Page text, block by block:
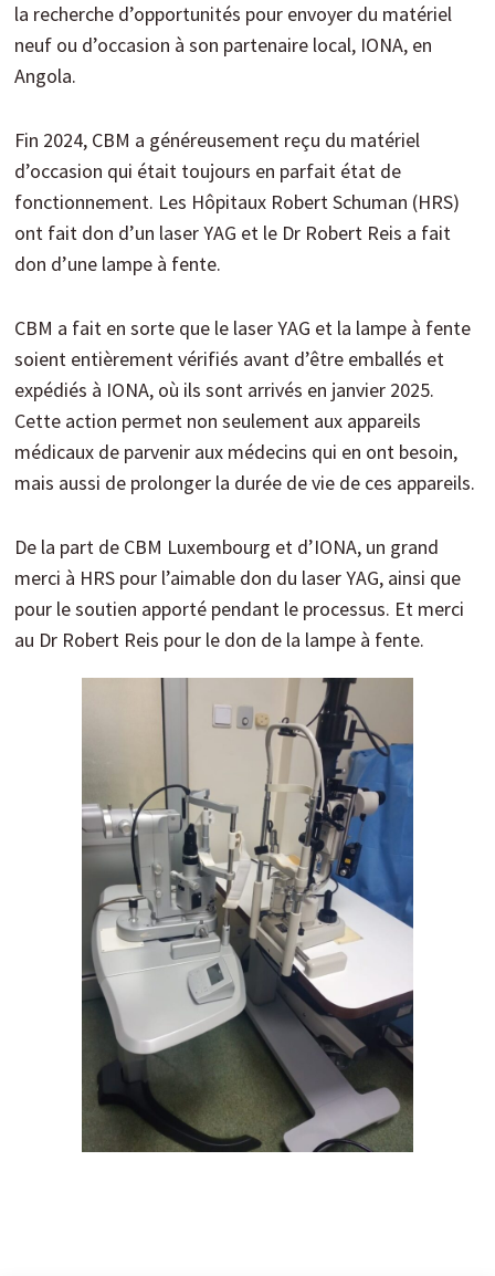
la recherche d’opportunités pour envoyer du matériel
neuf ou d’occasion à son partenaire local, IONA, en
Angola.
Fin 2024, CBM a généreusement reçu du matériel
d’occasion qui était toujours en parfait état de
fonctionnement. Les Hôpitaux Robert Schuman (HRS)
ont fait don d’un laser YAG et le Dr Robert Reis a fait
don d’une lampe à fente.
CBM a fait en sorte que le laser YAG et la lampe à fente
soient entièrement vérifiés avant d’être emballés et
expédiés à IONA, où ils sont arrivés en janvier 2025.
Cette action permet non seulement aux appareils
médicaux de parvenir aux médecins qui en ont besoin,
mais aussi de prolonger la durée de vie de ces appareils.
De la part de CBM Luxembourg et d’IONA, un grand
merci à HRS pour l’aimable don du laser YAG, ainsi que
pour le soutien apporté pendant le processus. Et merci
au Dr Robert Reis pour le don de la lampe à fente.